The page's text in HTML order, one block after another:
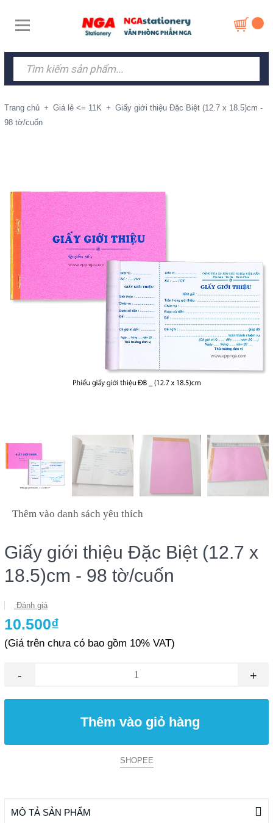
Trang chủ + Giá lẻ <= 11K + Giấy giới thiệu Đặc Biệt (12.7 x 18.5)cm -
98 tờ/cuốn
Thêm vào danh sách yêu thích
Giấy giới thiệu Đặc Biệt (12.7 x
18.5)cm - 98 tờ/cuốn
Đánh giá
10.500₫
(Giá trên chưa có bao gồm 10% VAT)
- +
Thêm vào giỏ hàng
SHOPEE
MÔ TẢ SẢN PHẨM